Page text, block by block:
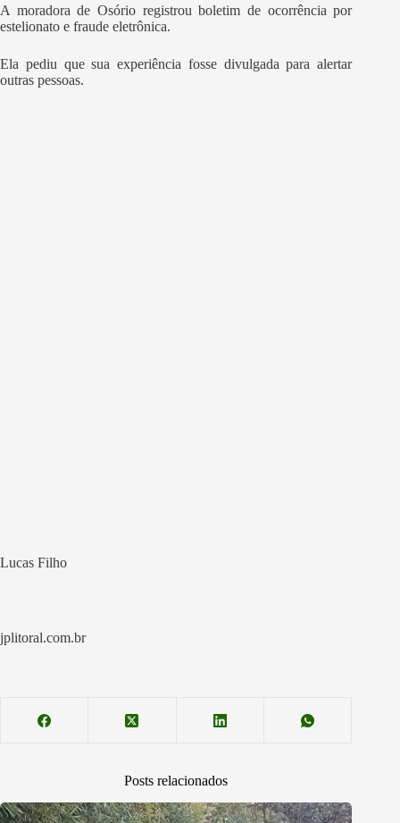
A moradora de Osório registrou boletim de ocorrência por
estelionato e fraude eletrônica.
Ela pediu que sua experiência fosse divulgada para alertar
outras pessoas.
Lucas Filho
jplitoral.com.br
Posts relacionados